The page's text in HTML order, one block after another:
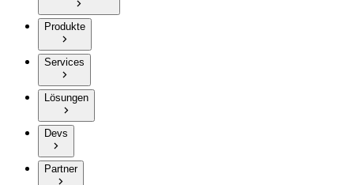
Produkte
Services
Lösungen
Devs
Partner